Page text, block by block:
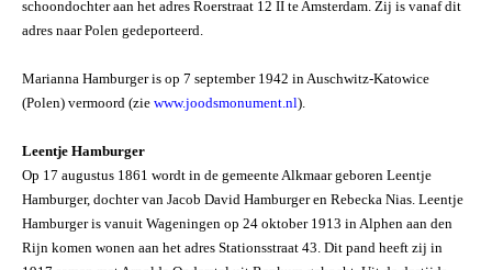
schoondochter aan het adres Roerstraat 12 II te Amsterdam. Zij is vanaf dit
adres naar Polen gedeporteerd.
Marianna Hamburger is op 7 september 1942 in Auschwitz-Katowice
(Polen) vermoord (zie www.joodsmonument.nl).
Leentje Hamburger
Op 17 augustus 1861 wordt in de gemeente Alkmaar geboren Leentje
Hamburger, dochter van Jacob David Hamburger en Rebecka Nias. Leentje
Hamburger is vanuit Wageningen op 24 oktober 1913 in Alphen aan den
Rijn komen wonen aan het adres Stationsstraat 43. Dit pand heeft zij in